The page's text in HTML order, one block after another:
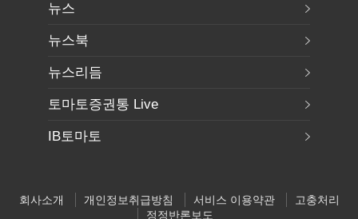
뉴스
뉴스북
뉴스리듬
토마토증권통 Live
IB토마토
회사소개 개인정보취급방침 서비스 이용약관
고충처리
정정반론보도